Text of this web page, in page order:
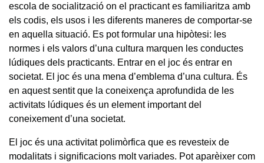
escola de socialització on el practicant es familiaritza amb
els codis, els usos i les diferents maneres de comportar-se
en aquella situació. Es pot formular una hipòtesi: les
normes i els valors d’una cultura marquen les conductes
lúdiques dels practicants. Entrar en el joc és entrar en
societat. El joc és una mena d’emblema d’una cultura. És
en aquest sentit que la coneixença aprofundida de les
activitats lúdiques és un element important del
coneixement d’una societat.
El joc és una activitat polimòrfica que es revesteix de
modalitats i significacions molt variades. Pot aparèixer com